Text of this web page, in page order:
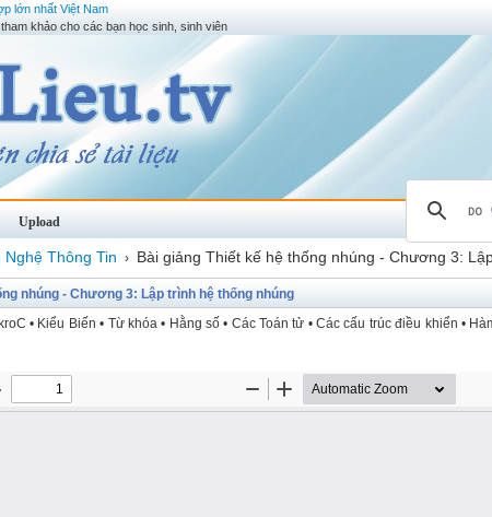
lớn nhất Việt Nam
khảo cho các bạn học sinh, sinh viên
Upload
Nghệ Thông Tin › Bài giảng Thiết kế hệ thống nhúng - Chương 3:
nhúng - Chương 3: Lập trình hệ thống nhúng
• Kiểu Biến • Từ khóa • Hằng số • Các Toán tử • Các cấu trúc điều khiển •